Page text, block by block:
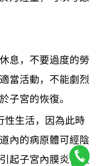
息，不要過度的勞
當活動，不能劇烈
子宮的恢復。
性生活，因為此時
內的病原體可經陰
起子宮內膜炎，嚴